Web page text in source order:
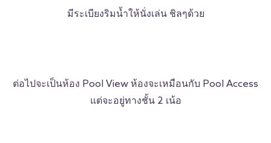
มีระเบียงริมน้ำให้นั่งเล่น ชิลๆด้วย
ต่อไปจะเป็นห้อง Pool View ห้องจะเหมือนกับ Pool Access
แต่จะอยู่ทางชั้น 2 เน้อ